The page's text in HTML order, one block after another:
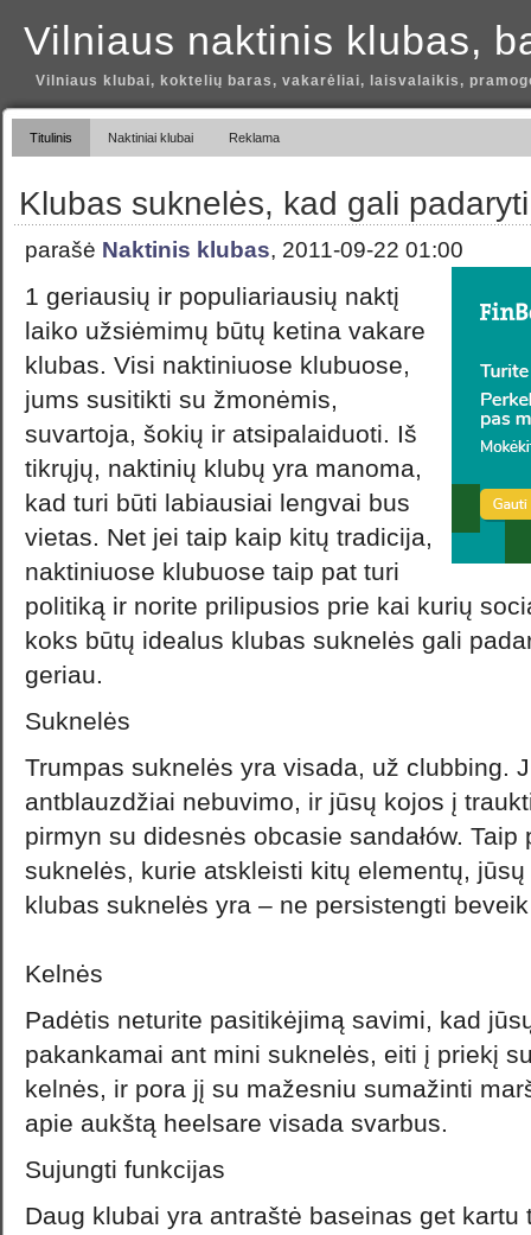
Vilniaus naktinis klubas,
Vilniaus klubai, koktelių baras, vakarėliai, laisvalaikis,
Titulinis Naktiniai klubai Reklama
Klubas suknelės, kad gali
parašė Naktinis klubas, 2011-09-22 01:00
1 geriausių ir populiariausių naktį
laiko užsiėmimų būtų ketina vakare
klubas. Visi naktiniuose klubuose,
jums susitikti su žmonėmis,
suvartoja, šokių ir atsipalaiduoti. Iš
tikrųjų, naktinių klubų yra manoma,
kad turi būti labiausiai lengvai bus
vietas. Net jei taip kaip kitų tradicija,
naktiniuose klubuose taip pat turi
politiką ir norite prilipusios prie kai kurių
koks būtų idealus klubas suknelės gali
geriau.
Suknelės
Trumpas suknelės yra visada, už clubbing.
antblauzdžiai nebuvimo, ir jūsų kojos į
pirmyn su didesnės obcasie sandałów.
suknelės, kurie atskleisti kitų elementų,
klubas suknelės yra – ne persistengti
Kelnės
Padėtis neturite pasitikėjimą savimi, kad
pakankamai ant mini suknelės, eiti į priekį
kelnės, ir pora jį su mažesniu sumažinti
apie aukštą heelsare visada svarbus.
Sujungti funkcijas
Daug klubai yra antraštė baseinas get kartu